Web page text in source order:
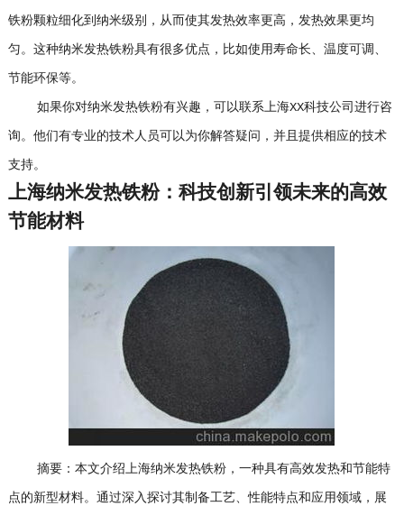
铁粉颗粒细化到纳米级别，从而使其发热效率更高，发热效果更均
匀。这种纳米发热铁粉具有很多优点，比如使用寿命长、温度可调、
节能环保等。
如果你对纳米发热铁粉有兴趣，可以联系上海XX科技公司进行咨
询。他们有专业的技术人员可以为你解答疑问，并且提供相应的技术
支持。
上海纳米发热铁粉：科技创新引领未来的高效
节能材料
摘要：本文介绍上海纳米发热铁粉，一种具有高效发热和节能特
点的新型材料。通过深入探讨其制备工艺、性能特点和应用领域，展